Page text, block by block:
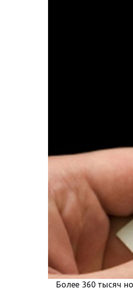
Более 360 тысяч